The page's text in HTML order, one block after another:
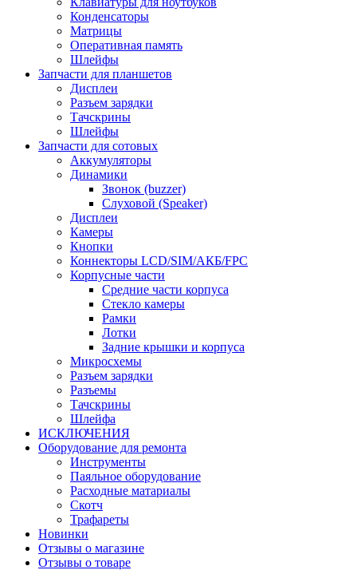
Конденсаторы
Матрицы
Оперативная память
Шлейфы
Запчасти для планшетов
Дисплеи
Разъем зарядки
Тачскрины
Шлейфы
Запчасти для сотовых
Аккумуляторы
Динамики
Звонок (buzzer)
Слуховой (Speaker)
Дисплеи
Камеры
Кнопки
Коннекторы LCD/SIM/АКБ/FPC
Корпусные части
Средние части корпуса
Стекло камеры
Рамки
Лотки
Задние крышки и корпуса
Микросхемы
Разъем зарядки
Разъемы
Тачскрины
Шлейфа
ИСКЛЮЧЕНИЯ
Оборудование для ремонта
Инструменты
Паяльное оборудование
Расходные матариалы
Скотч
Трафареты
Новинки
Отзывы о магазине
Отзывы о товаре